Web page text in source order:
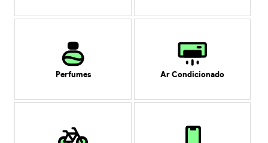
Perfumes Ar Condicionado